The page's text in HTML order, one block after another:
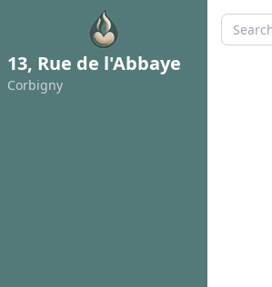
13, Rue de l'Abbaye
Corbigny